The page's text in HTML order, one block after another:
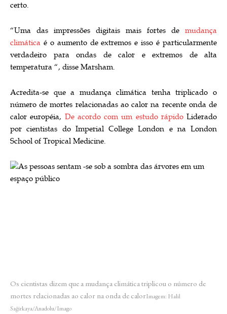
certo.
“Uma das impressões digitais mais fortes de mudança
climática é o aumento de extremos e isso é particularmente
verdadeiro para ondas de calor e extremos de alta
temperatura “, disse Marsham.
Acredita-se que a mudança climática tenha triplicado o
número de mortes relacionadas ao calor na recente onda de
calor européia, De acordo com um estudo rápidoLiderado
por cientistas do Imperial College London e na London
School of Tropical Medicine.
Os cientistas dizem que a mudança climática triplicou o número de
mortes relacionadas ao calor na onda de calorImagem: Halil
Sağirkaya/Anadolu/Imago